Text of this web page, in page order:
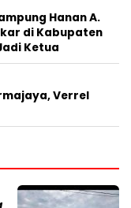
Hanan A.
di Kabupaten
Ketua
Verrel